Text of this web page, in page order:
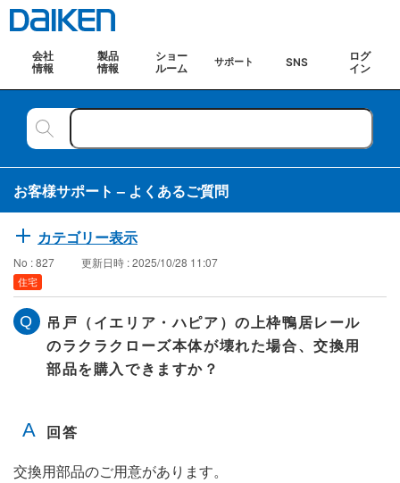
会社
情報
製品
情報
ショー
ルーム
サポート SNS
ログ
イン
お客様サポート – よくあるご質問
カテゴリー表示
No : 827 更新日時 : 2025/10/28 11:07
住宅
吊戸（イエリア・ハピア）の上枠鴨居レール
のラクラクローズ本体が壊れた場合、交換用
部品を購入できますか？
交換用部品のご用意があります。